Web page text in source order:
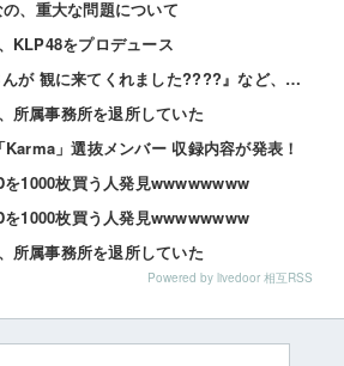
の、重大な問題について
KLP48をプロデュース
『大好きな すだゆりさんが 観に来てくれました????』など、サマーツアー 2026年8月2日（日）...
所属事務所を退所していた
」選抜メンバー 収録内容が発表！
を1000枚買う人発見wwwwwwww
を1000枚買う人発見wwwwwwww
所属事務所を退所していた
Powered by livedoor 相互RSS